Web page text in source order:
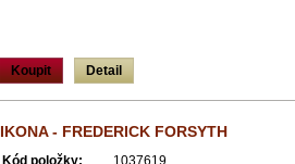
Koupit Detail
IKONA - FREDERICK FORSYTH
Kód položky:
1037619